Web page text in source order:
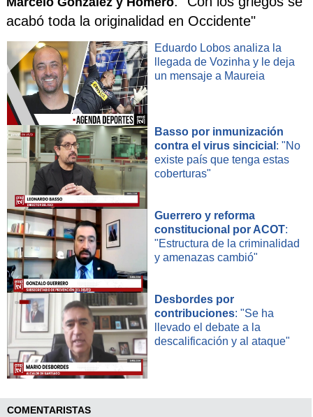
acabó toda la originalidad en Occidente"
Eduardo Lobos analiza la
llegada de Vozinha y le deja
un mensaje a Maureia
Basso por inmunización
contra el virus sincicial : "No
existe país que tenga estas
coberturas"
Guerrero y reforma
constitucional por ACOT:
"Estructura de la criminalidad
y amenazas cambió"
Desbordes por
contribuciones: "Se ha
llevado el debate a la
descalificación y al ataque"
COMENTARISTAS